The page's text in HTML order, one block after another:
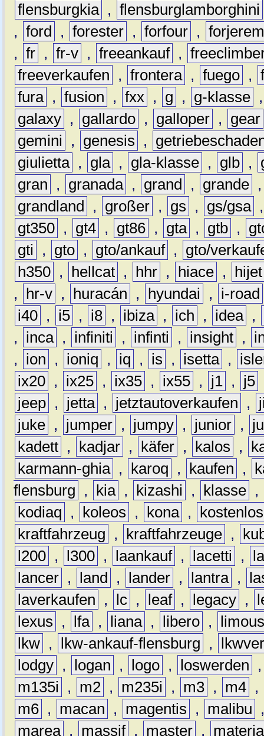
flensburgkia , flensburglamborghini
, ford , forester , forfour ,
, fr , fr-v , freeankauf ,
freeverkaufen
, frontera , fuego ,
fura , fusion , fxx , g , g-klasse
galaxy , gallardo , galloper ,
gear
gemini
, genesis ,
giulietta , gla , gla-klasse , glb ,
gran
, granada , grand , grande
grandland
, großer , gs , gs/gsa
gt350 , gt4 , gt86 , gta , gtb ,
gti
, gto , gto/ankauf ,
gto/
h350 , hellcat , hhr , hiace ,
hijet
,
hr-v , huracán , hyundai ,
i-road
i40 , i5 , i8 , ibiza , ich , idea ,
,
inca , infiniti , infinti , insight ,
,
ion , ioniq , iq , is , isetta ,
ix20 , ix25 , ix35 , ix55 , j1 , j5
jeep , jetta , jetztautoverkaufen ,
juke , jumper , jumpy , junior ,
kadett , kadjar , käfer , kalos ,
karmann-ghia , karoq , kaufen ,
flensburg
, kia , kizashi , klasse ,
kodiaq
, koleos , kona ,
kostenlos
kraftfahrzeug
, kraftfahrzeuge ,
l200 , l300 , laankauf , lacetti ,
lancer , land , lander , lantra ,
laverkaufen
, lc , leaf , legacy ,
lexus
, lfa , liana , libero ,
lkw , lkw-ankauf-flensburg ,
lodgy , logan , logo , loswerden
m135i
, m2 , m235i , m3 , m4 ,
m6 , macan , magentis , malibu
marea , massif , master , materia